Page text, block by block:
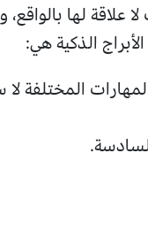
علاقة لها بالواقع،
الذكية هي:
المختلفة